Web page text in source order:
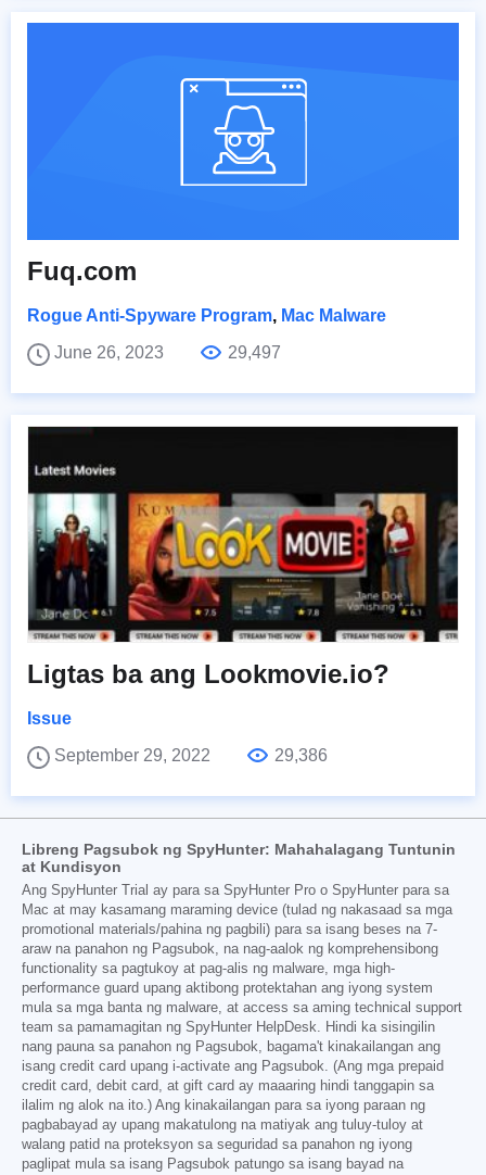
Fuq.com
Rogue Anti-Spyware Program, Mac Malware
June 26, 2023
29,497
Ligtas ba ang Lookmovie.io?
Issue
September 29, 2022
29,386
Libreng Pagsubok ng SpyHunter: Mahahalagang Tuntunin
at Kundisyon
Ang SpyHunter Trial ay para sa SpyHunter Pro o SpyHunter para sa
Mac at may kasamang maraming device (tulad ng nakasaad sa mga
promotional materials/pahina ng pagbili) para sa isang beses na 7-
araw na panahon ng Pagsubok, na nag-aalok ng komprehensibong
functionality sa pagtukoy at pag-alis ng malware, mga high-
performance guard upang aktibong protektahan ang iyong system
mula sa mga banta ng malware, at access sa aming technical support
team sa pamamagitan ng SpyHunter HelpDesk. Hindi ka sisingilin
nang pauna sa panahon ng Pagsubok, bagama't kinakailangan ang
isang credit card upang i-activate ang Pagsubok. (Ang mga prepaid
credit card, debit card, at gift card ay maaaring hindi tanggapin sa
ilalim ng alok na ito.) Ang kinakailangan para sa iyong paraan ng
pagbabayad ay upang makatulong na matiyak ang tuluy-tuloy at
walang patid na proteksyon sa seguridad sa panahon ng iyong
paglipat mula sa isang Pagsubok patungo sa isang bayad na